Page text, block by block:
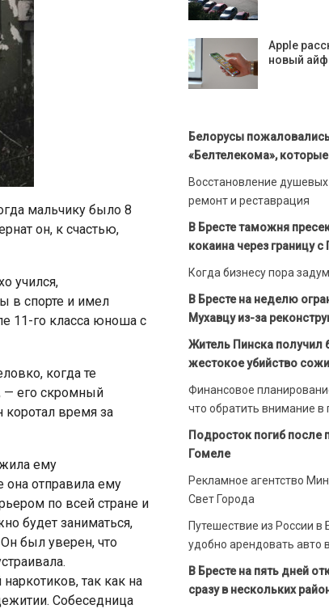
мальчику было 8
он, к счастью,
учился,
в спорте и имел
11-го класса юноша с
когда те
— его скромный
коротал время за
ему
она отправила ему
по всей стране и
будет заниматься,
был уверен, что
так как на
Собеседница
Apple
новый
Белорусы
«Белтелекома»,
Восстановление
ремонт и реставрация
В Бресте таможня
кокаина через границу
Когда бизнесу пора
В Бресте на неделю
Мухавцу из-за
Житель Пинска получил
жестокое убийство
Финансовое
что обратить внимание
Подросток погиб после
Гомеле
Рекламное агентство
Свет Города
Путешествие из России в
удобно арендовать авто
В Бресте на пять дней
сразу в нескольких